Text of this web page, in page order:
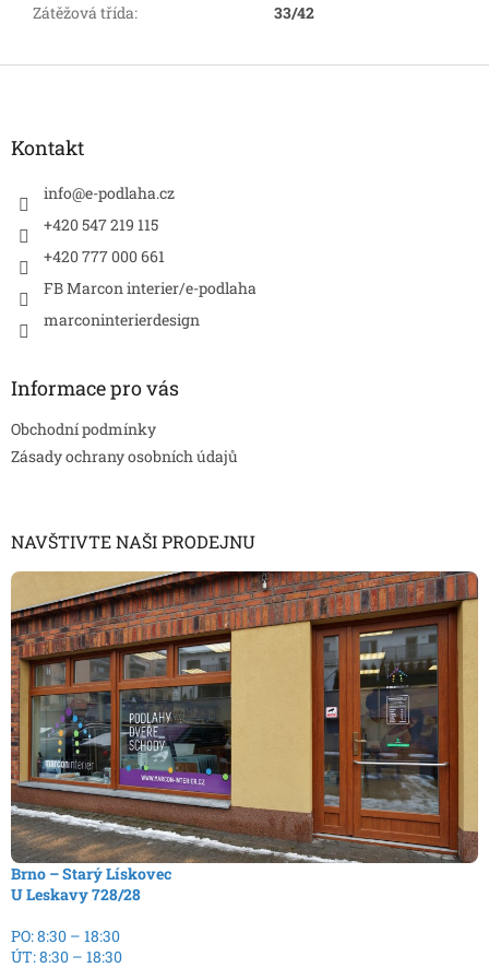
Zátěžová třída: 33/42
Z
Kontakt
info@e-podlaha.cz
+420 547 219 115
+420 777 000 661
FB Marcon interier/e-podlaha
marconinterierdesign
Informace pro vás
Obchodní podmínky
Zásady ochrany osobních údajů
NAVŠTIVTE NAŠI PRODEJNU
Brno – Starý Lískovec
U Leskavy 728/28
PO: 8:30 – 18:30
ÚT: 8:30 – 18:30